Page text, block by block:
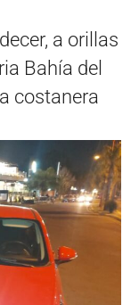
a orillas
Bahía del
costanera